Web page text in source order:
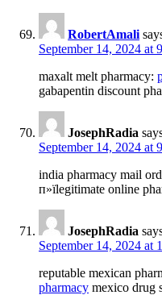
RobertAmali
September 14, 2024 at
maxalt melt pharmacy:
gabapentin discount
JosephRadia
September 14, 2024 at
india pharmacy mail
п»їlegitimate online
JosephRadia
September 14, 2024 at
reputable mexican
pharmacy mexico drug